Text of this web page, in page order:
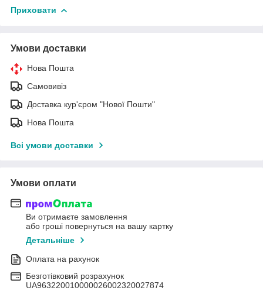
Приховати
Умови доставки
Нова Пошта
Самовивіз
Доставка кур'єром "Нової Пошти"
Нова Пошта
Всі умови доставки
Умови оплати
Ви отримаєте замовлення
або гроші повернуться на вашу картку
Детальніше
Оплата на рахунок
Безготівковий розрахунок
UA963220010000026002320027874